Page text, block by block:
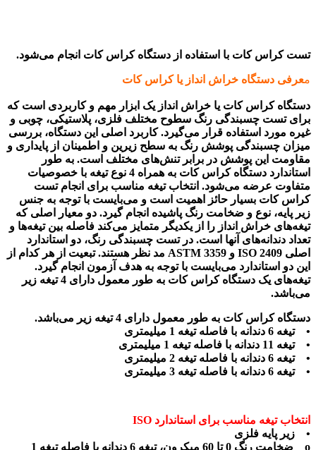
تست کراس کات با استفاده از دستگاه کراس کات انجام می‌شود.
معرفی دستگاه خراش انداز یا کراس کات
دستگاه کراس کات یا خراش انداز یک ابزار مهم و کاربردی است که
برای تست چسبندگی رنگ سطوح مختلف فلزی، پلاستیکی، چوبی و
غیره مورد استفاده قرار می‌گیرد. کاربرد اصلی این دستگاه، بررسی
میزان چسبندگی پوشش رنگ به سطح زیرین و اطمینان از پایداری و
مقاومت این پوشش در برابر تنش‌های مختلف است. به طور
استاندارد دستگاه کراس کات به همراه 4 نوع تیغه با خصوصیات
متفاوت عرضه می‌شود. انتخاب تیغه مناسب برای انجام تست
کراس کات بسیار حائز اهمیت است و می‌بایست با توجه به جنس
زیر پایه، نوع و ضخامت رنگ پاشیده انجام گیرد. دو معیار اصلی که
تیغه‌های خراش انداز را از یکدیگر متمایز می‌کند فاصله بین تیغه‌ها و
تعداد دندانه‌های آنها است. در تست چسبندگی رنگ، دو استاندارد
اصلی ISO 2409 و ASTM 3359 مد نظر هستند. تبعیت از هر کدام از
این دو استاندارد می‌بایست با توجه به هدف آزمون انجام گیرد.
تیغه‌های یک دستگاه کراس کات به طور معمول دارای 4 تیغه زیر
می‌باشد.
دستگاه کراس کات به طور معمول دارای 4 تیغه زیر می‌باشد.
• تیغه 6 دندانه با فاصله تیغه 1 میلیمتری
• تیغه 11 دندانه با فاصله تیغه 1 میلیمتری
• تیغه 6 دندانه با فاصله تیغه 2 میلیمتری
• تیغه 6 دندانه با فاصله تیغه 3 میلیمتری
انتخاب تیغه مناسب برای استاندارد ISO
• زیر پایه فلزی
o ضخامت رنگ 0 تا 60 میکرون، تیغه 6 دندانه با فاصله تیغه 1